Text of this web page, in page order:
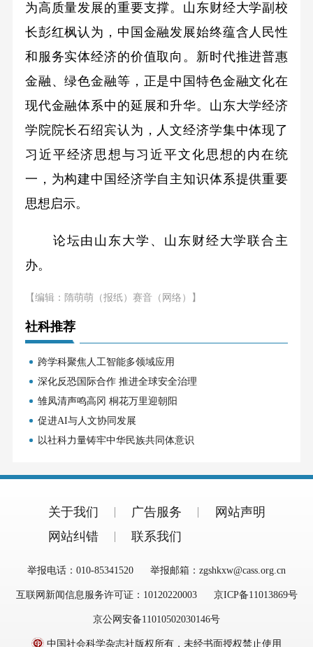
为高质量发展的重要支撑。山东财经大学副校
长彭红枫认为，中国金融发展始终蕴含人民性
和服务实体经济的价值取向。新时代推进普惠
金融、绿色金融等，正是中国特色金融文化在
现代金融体系中的延展和升华。山东大学经济
学院院长石绍宾认为，人文经济学集中体现了
习近平经济思想与习近平文化思想的内在统
一，为构建中国经济学自主知识体系提供重要
思想启示。
论坛由山东大学、山东财经大学联合主
办。
【编辑：隋萌萌（报纸）赛音（网络）】
社科推荐
跨学科聚焦人工智能多领域应用
深化反恐国际合作 推进全球安全治理
雏凤清声鸣高冈 桐花万里迎朝阳
促进AI与人文协同发展
以社科力量铸牢中华民族共同体意识
关于我们 广告服务
网站声明
网站纠错
联系我们
举报电话：010-85341520 举报邮箱：zgshkxw@cass.org.cn
互联网新闻信息服务许可证：10120220003 京ICP备11013869号
京公网安备11010502030146号
中国社会科学杂志社版权所有，未经书面授权禁止使用